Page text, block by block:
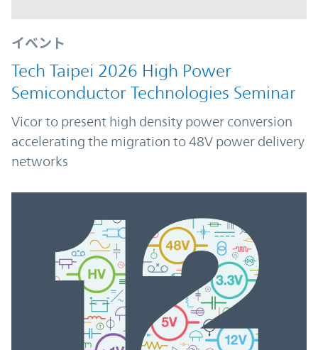
イベント
Tech Taipei 2026 High Power
Semiconductor Technologies Seminar
Vicor to present high density power conversion
accelerating the migration to 48V power delivery
networks